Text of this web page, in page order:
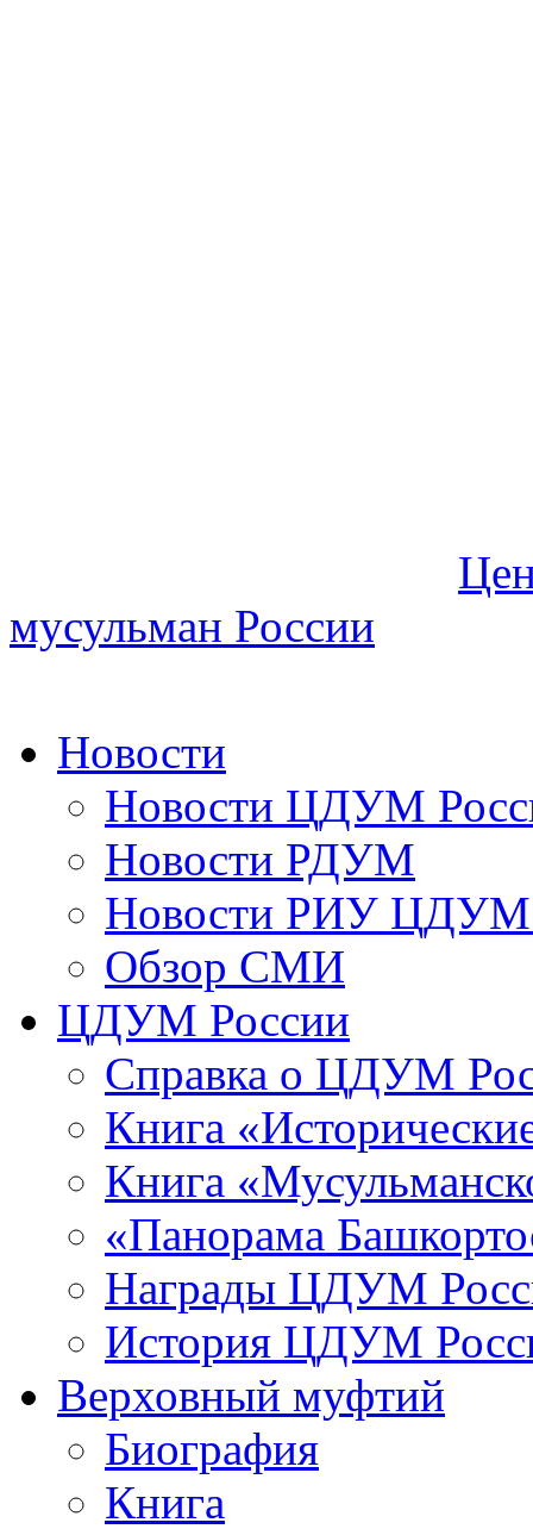
мусульман России
Новости
Новости ЦДУМ
Новости РДУМ
Новости РИУ ЦДУМ
Обзор СМИ
ЦДУМ России
Справка о ЦДУМ
Книга
Книга
«Панорама
Награды ЦДУМ
История ЦДУМ
Верховный муфтий
Биография
Книга